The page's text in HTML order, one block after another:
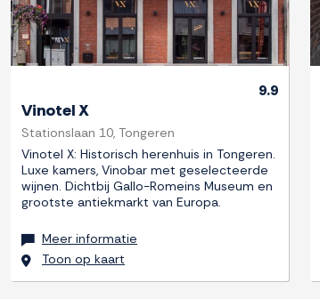
9.9
Vinotel X
Stationslaan 10, Tongeren
Vinotel X: Historisch herenhuis in Tongeren.
Luxe kamers, Vinobar met geselecteerde
wijnen. Dichtbij Gallo-Romeins Museum en
grootste antiekmarkt van Europa.
Meer informatie
Toon op kaart